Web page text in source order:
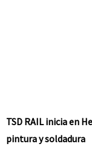
TSD RAIL inicia en
pintura y soldadura